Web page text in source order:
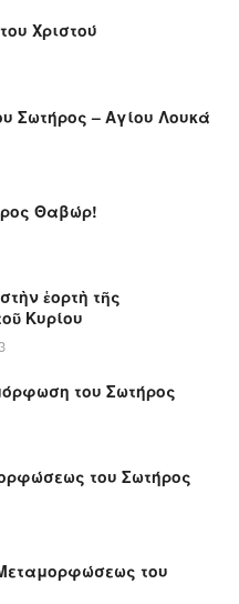
Χριστού
Σωτήρος – Αγίου Λουκά
Θαβώρ!
ἑορτὴ τῆς
Κυρίου
του Σωτήρος
του Σωτήρος
του